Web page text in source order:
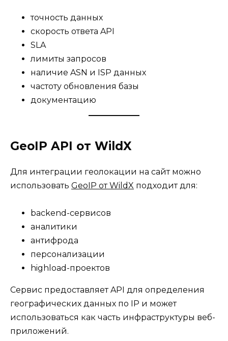
точность данных
скорость ответа API
SLA
лимиты запросов
наличие ASN и ISP данных
частоту обновления базы
документацию
GeoIP API от WildX
Для интеграции геолокации на сайт можно
использовать GeoIP от WildX подходит для:
backend-сервисов
аналитики
антифрода
персонализации
highload-проектов
Сервис предоставляет API для определения
географических данных по IP и может
использоваться как часть инфраструктуры веб-
приложений.